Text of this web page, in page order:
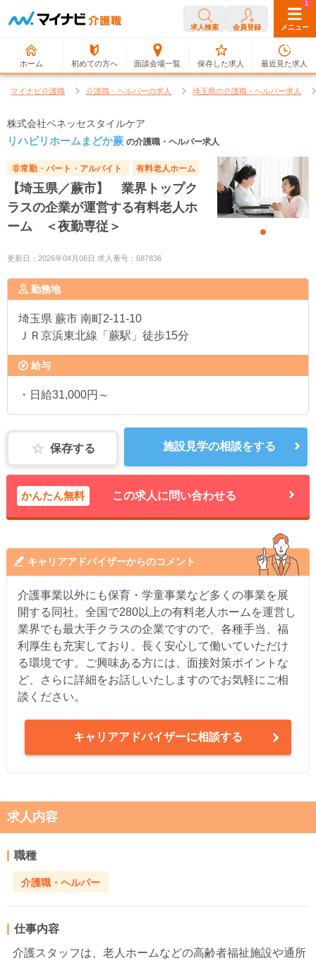
求人検索 会員登録 メニュー
ホーム 初めての方へ 面談会場一覧
0
保存した求人
1
最近見た求人
マイナビ介護職 介護職・ヘルパーの求人 埼玉県の介護職・ヘルパー求人
株式会社ベネッセスタイルケア
リハビリホームまどか蕨 の介護職・ヘルパー求人
非常勤・パート・アルバイト 有料老人ホーム
【埼玉県／蕨市】 業界トップク
ラスの企業が運営する有料老人ホ
ーム ＜夜勤専従＞
更新日：2026年04月06日 求人番号：687836
勤務地
埼玉県 蕨市 南町2-11-10
ＪＲ京浜東北線「蕨駅」徒歩15分
給与
・日給31,000円～
保存する 施設見学の相談をする
かんたん無料 この求人に問い合わせる
キャリアアドバイザーからのコメント
介護事業以外にも保育・学童事業など多くの事業を展
開する同社。全国で280以上の有料老人ホームを運営し
業界でも最大手クラスの企業ですので、各種手当、福
利厚生も充実しており、長く安心して働いていただけ
る環境です。ご興味ある方には、面接対策ポイントな
ど、さらに詳細をお話しいたしますのでお気軽にご相
談ください。
キャリアアドバイザーに相談する
求人内容
職種
介護職・ヘルパー
仕事内容
介護スタッフは、老人ホームなどの高齢者福祉施設や通所